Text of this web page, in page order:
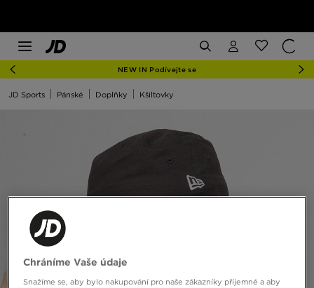
NEW IN Podívejte se
JD Sports Pánské Doplňky Kšiltovky
Chráníme Vaše údaje
Snažíme se, aby bylo nakupování pro naše zákazníky příjemné a aby